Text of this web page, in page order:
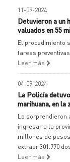
11-09-2024
Detuvieron a un
valuados en 55
El procedimiento
tareas
Leer más
04-09-2024
La Policía
marihuana, en
Lo sorprendieron
ingresar a la
millones de
extraer 301.770
Leer más